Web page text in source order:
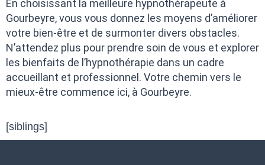
En choisissant la meilleure hypnothérapeute à
Gourbeyre, vous vous donnez les moyens d’améliorer
votre bien-être et de surmonter divers obstacles.
N’attendez plus pour prendre soin de vous et explorer
les bienfaits de l’hypnothérapie dans un cadre
accueillant et professionnel. Votre chemin vers le
mieux-être commence ici, à Gourbeyre.
[siblings]